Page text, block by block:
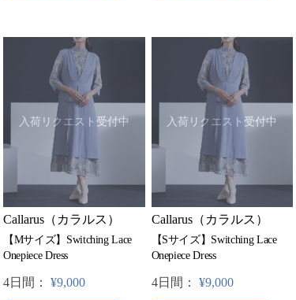
入荷リクエスト受付中
Callarus（カラルス）
【Mサイズ】Switching Lace
Onepiece Dress
4日間： ¥9,000
入荷リクエスト受付中
Callarus（カラルス）
【Sサイズ】Switching Lace
Onepiece Dress
4日間： ¥9,000